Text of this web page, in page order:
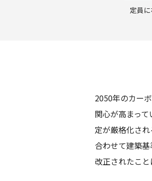
定員
2050年のカー
関心が高まっ
定が厳格化され
合わせて建築
改正されたこ